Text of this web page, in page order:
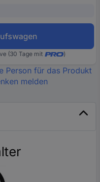
(30 Tage mit )
Person für das Produkt
melden